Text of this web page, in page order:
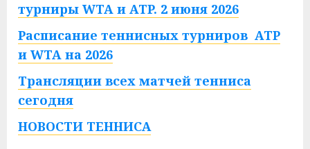
турниры WTA и ATP. 2 июня 2026
Расписание теннисных турниров ATP
и WTA на 2026
Трансляции всех матчей тенниса
сегодня
НОВОСТИ ТЕННИСА